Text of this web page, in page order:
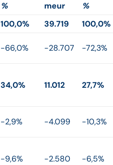
% meur
%
100,0% 39.719
100,0%
-66,0% -28.707 -72,3%
34,0% 11.012 27,7%
-2,9% -4.099 -10,3%
-9,6% -2.580 -6,5%